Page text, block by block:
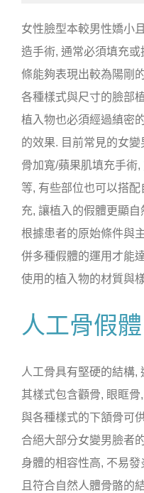
女性臉型本較男性嬌小
造手術, 通常必須填充
條能夠表現出較為陽剛
各種樣式與尺寸的臉部
植入物也必須經過縝密
的效果. 目前常見的女
骨加寬/蘋果肌填充手術
等, 有些部位也可以搭
充, 讓植入的假體更顯
根據患者的原始條件與
併多種假體的運用才能
使用的植入物的材質與
人工骨假體
人工骨具有堅硬的結構,
其樣式包含顴骨, 眼眶
與各種樣式的下頷骨可
合絕大部分女變男臉者
身體的相容性高, 不易
且符合自然人體骨骼的